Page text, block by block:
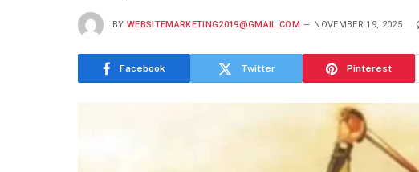
BY WEBSITEMARKETING2019@GMAIL.COM NOVEMBER 19, 2025
Facebook Twitter Pinterest